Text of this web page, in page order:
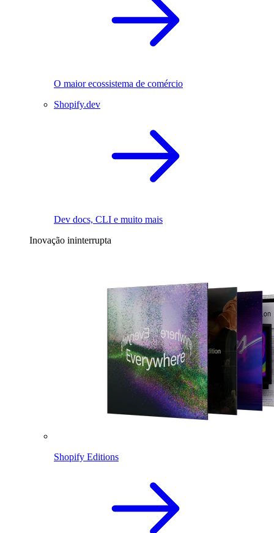
O maior ecossistema de comércio
Shopify.dev
Dev docs, CLI e muito mais
Inovação ininterrupta
Shopify Editions